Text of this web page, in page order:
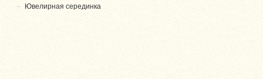
Ювелирная серединка